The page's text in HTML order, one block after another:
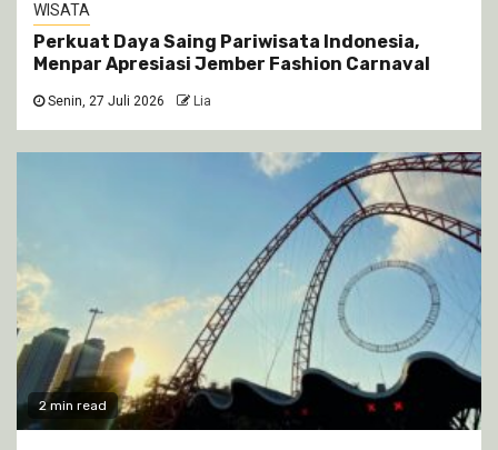
WISATA
Perkuat Daya Saing Pariwisata Indonesia,
Menpar Apresiasi Jember Fashion Carnaval
Senin, 27 Juli 2026 Lia
2 min read